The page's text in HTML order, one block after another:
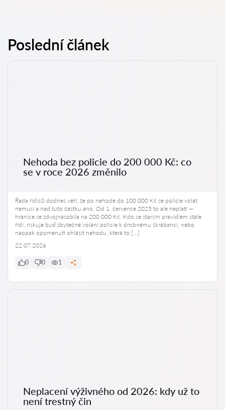
Poslední článek
Nehoda bez policie do 200 000 Kč: co
se v roce 2026 změnilo
Řada řidičů dodnes věří, že po nehodě do 100 000 Kč se policie volat
nemusí a nad tuto částku ano. Od 1. července 2025 to ale neplatí —
hranice se zdvojnásobila na 200 000 Kč. Kdo se starým pravidlem stále
řídí, riskuje buď zbytečné volání policie k drobnému škrábanci, nebo
naopak opomenutí ohlásit nehodu, která to […]
22.07.2026
0 0 1
Neplacení výživného od 2026: kdy už to
není trestný čin